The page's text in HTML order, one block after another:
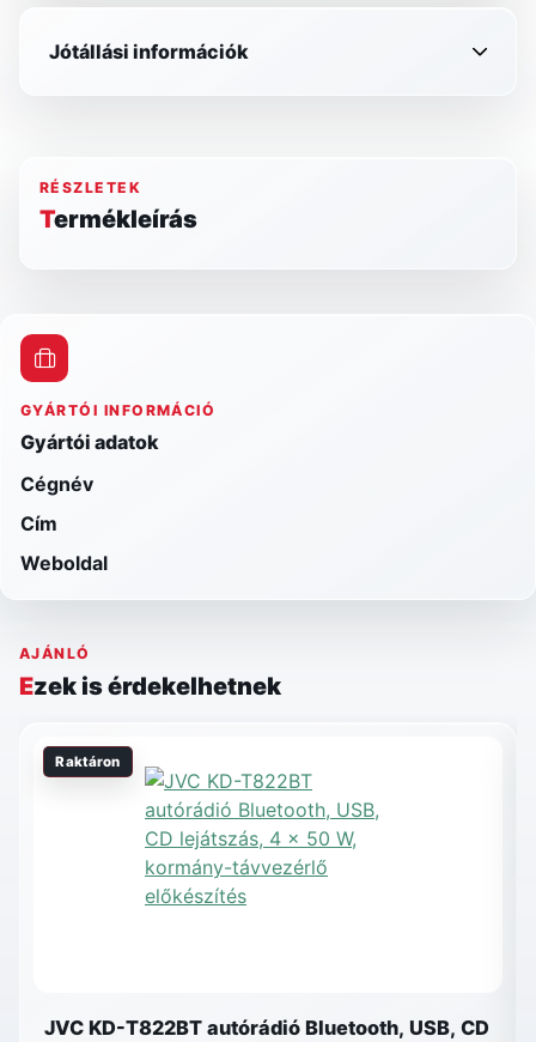
Jótállási információk
RÉSZLETEK
Termékleírás
GYÁRTÓI INFORMÁCIÓ
Gyártói adatok
Cégnév
Cím
Weboldal
AJÁNLÓ
Ezek is érdekelhetnek
Raktáron
JVC KD-T822BT autórádió Bluetooth, USB, CD